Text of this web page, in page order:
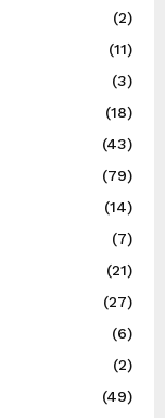
(2)
(11)
(3)
(18)
(43)
(79)
(14)
(7)
(21)
(27)
(6)
(2)
(49)